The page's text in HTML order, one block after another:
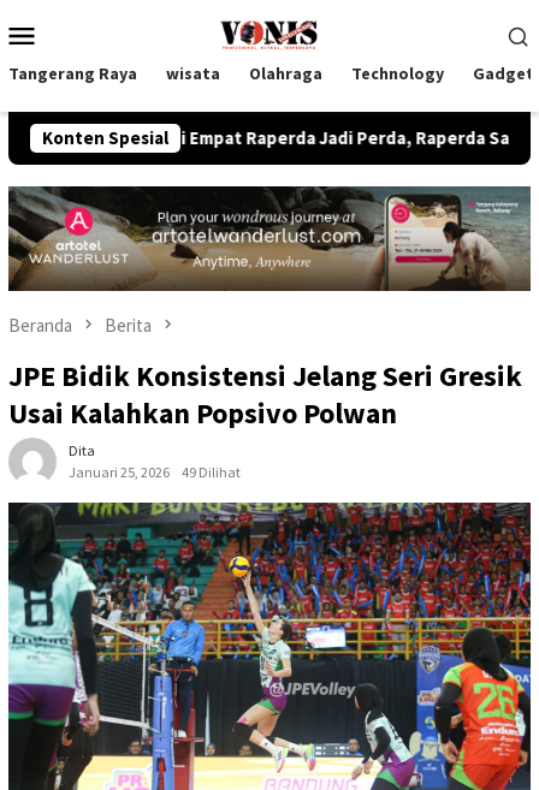
ke
Mobile
Tangerang Raya wisata Olahraga Technology
Konten Spesial
Empat Raperda Jadi Perda, Raperda Sampah Plastik
Beranda Berita
JPE Bidik Konsistensi Jelang Seri Gresik
Usai Kalahkan Popsivo Polwan
Dita
Januari 25, 2026
49 Dilihat